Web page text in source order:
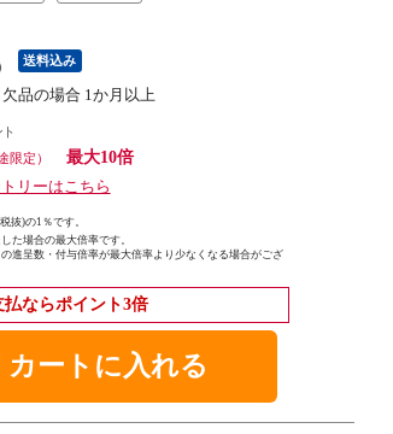
送料込み
品の場合 1か月以上
限定）
最大10倍
リーはこちら
抜)の1％です。
た場合の最大倍率です。
進呈数・付与倍率が最大倍率より少なくなる場合がござ
ならポイント3倍
カートに入れる